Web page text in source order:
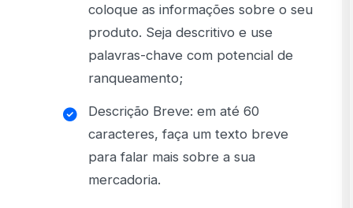
coloque as informações sobre o seu
produto. Seja descritivo e use
palavras-chave com potencial de
ranqueamento;
Descrição Breve: em até 60
caracteres, faça um texto breve
para falar mais sobre a sua
mercadoria.